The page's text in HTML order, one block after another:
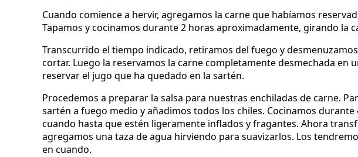
Cuando comience a hervir, agregamos la carne que habíamos
Tapamos y cocinamos durante 2 horas aproximadamente, girando la
Transcurrido el tiempo indicado, retiramos del fuego y
cortar. Luego la reservamos la carne completamente desmechada en
reservar el jugo que ha quedado en la sartén.
Procedemos a preparar la salsa para nuestras enchiladas de carne.
sartén a fuego medio y añadimos todos los chiles. Cocinamos
cuando hasta que estén ligeramente inflados y fragantes. Ahora
agregamos una taza de agua hirviendo para suavizarlos. Los
en cuando.